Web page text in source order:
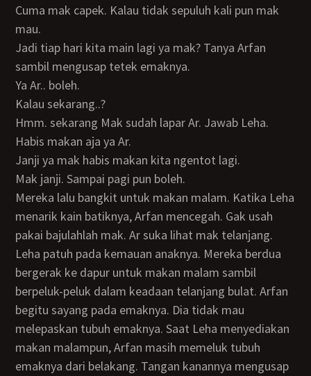
Cuma mak capek. Kalau tidak sepuluh kali pun mak
mau.
Jadi tiap hari kita main lagi ya mak? Tanya Arfan
sambil mengusap tetek emaknya.
ya Ar.. boleh.
kalau sekarang..?
Hmm. sekarang Mak sudah lapar Ar. Jawab Leha.
Habis makan aja ya Ar.
Janji ya mak habis makan kita ngentot lagi.
Mak janji. Sampai pagi pun boleh.
Mereka lalu bangkit untuk makan malam. Katika Leha
menarik kain batiknya, Arfan mencegah. Gak usah
pakai bajulahlah mak. Ar suka lihat mak telanjang.
Leha patuh pada kemauan anaknya. Mereka berdua
bergerak ke dapur untuk makan malam sambil
berpeluk-peluk dalam keadaan telanjang bulat. Arfan
begitu sayang pada emaknya. Dia tidak mau
melepaskan tubuh emaknya. Saat Leha menyediakan
makan malampun, Arfan masih memeluk tubuh
emaknya dari belakang. Tangan kanannya mengusap